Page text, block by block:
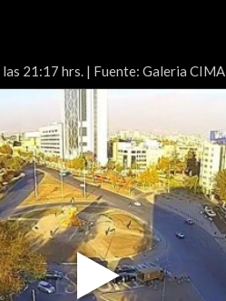
21:17 hrs. | Fuente: Galeria CIMA
Play
Video